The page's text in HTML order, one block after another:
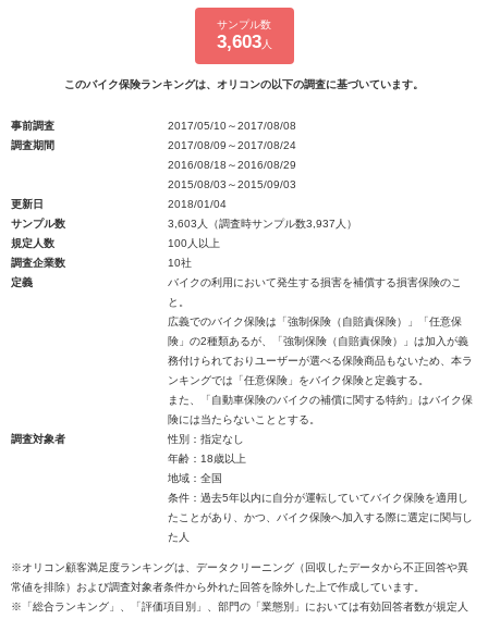
サンプル数
3,603人
このバイク保険ランキングは、オリコンの以下の調査に基づいています。
事前調査
2017/05/10～2017/08/08
調査期間
2017/08/09～2017/08/24
2016/08/18～2016/08/29
2015/08/03～2015/09/03
更新日
2018/01/04
サンプル数
3,603人（調査時サンプル数3,937人）
規定人数
100人以上
調査企業数
10社
定義
バイクの利用において発生する損害を補償する損害保険のこ
と。
広義でのバイク保険は「強制保険（自賠責保険）」「任意保
険」の2種類あるが、「強制保険（自賠責保険）」は加入が義
務付けられておりユーザーが選べる保険商品もないため、本ラ
ンキングでは「任意保険」をバイク保険と定義する。
また、「自動車保険のバイクの補償に関する特約」はバイク保
険には当たらないこととする。
調査対象者
性別：指定なし
年齢：18歳以上
地域：全国
条件：過去5年以内に自分が運転していてバイク保険を適用し
たことがあり、かつ、バイク保険へ加入する際に選定に関与し
た人
※オリコン顧客満足度ランキングは、データクリーニング（回収したデータから不正回答や異
常値を排除）および調査対象者条件から外れた回答を除外した上で作成しています。
※「総合ランキング」、「評価項目別」、部門の「業態別」においては有効回答者数が規定人